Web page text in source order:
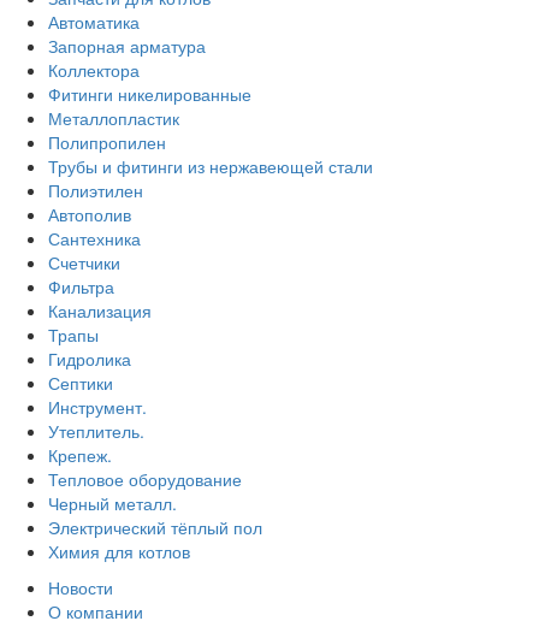
Автоматика
Запорная арматура
Коллектора
Фитинги никелированные
Металлопластик
Полипропилен
Трубы и фитинги из нержавеющей стали
Полиэтилен
Автополив
Сантехника
Счетчики
Фильтра
Канализация
Трапы
Гидролика
Септики
Инструмент.
Утеплитель.
Крепеж.
Тепловое оборудование
Черный металл.
Электрический тёплый пол
Химия для котлов
Новости
О компании